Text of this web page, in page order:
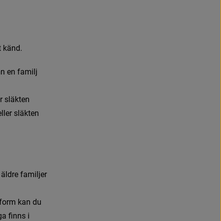
känd.
n en familj
nytt föns
släkten
släkten
äldre familjer
orm kan du
a fnns i